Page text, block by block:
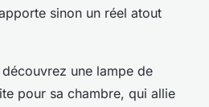
sinon un réel atout
une lampe de
pour sa chambre, qui allie